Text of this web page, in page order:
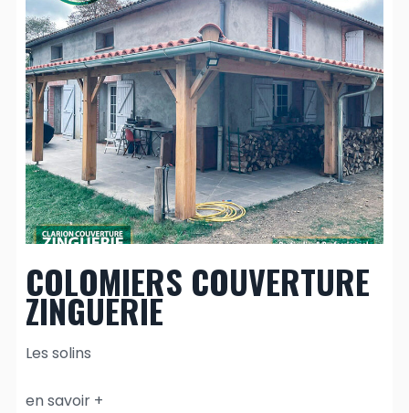
COLOMIERS COUVERTURE
ZINGUERIE
Les solins
en savoir +